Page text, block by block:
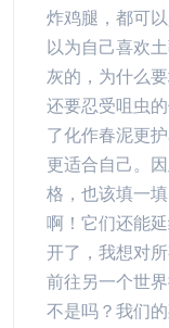
炸鸡腿，都可
以为自己喜欢
灰的，为什么
还要忍受咀虫
了化作春泥更
更适合自己。
格，也该填一
啊！它们还能
开了，我想对
前往另一个世
不是吗？我们